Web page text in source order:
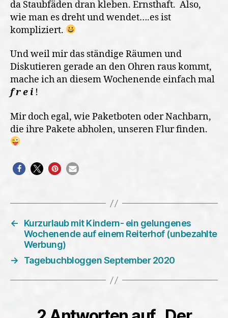
da Staubfäden dran kleben. Ernsthaft. Also,
wie man es dreht und wendet….es ist
kompliziert.
Und weil mir das ständige Räumen und
Diskutieren gerade an den Ohren raus kommt,
mache ich an diesem Wochenende einfach mal
f r e i !
Mir doch egal, wie Paketboten oder Nachbarn,
die ihre Pakete abholen, unseren Flur finden.
←
Kurzurlaub mit Kindern- ein gelungenes
Wochenende auf einem Reiterhof (unbezahlte
Werbung)
→
Tagebuchbloggen September 2020